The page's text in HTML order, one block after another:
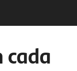
cada